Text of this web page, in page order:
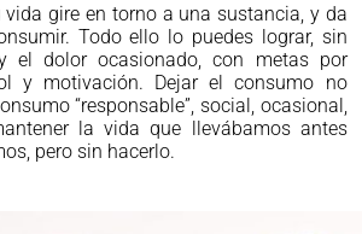
gire en torno a una sustancia, y da
Todo ello lo puedes lograr, sin
el dolor ocasionado, con metas por
y motivación. Dejar el consumo no
“responsable”, social, ocasional,
la vida que llevábamos antes
pero sin hacerlo.